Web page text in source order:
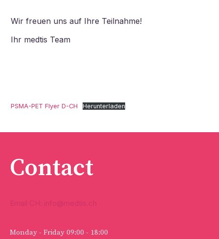
Wir freuen uns auf Ihre Teilnahme!
Ihr medtis Team
PSMA-PET Flyer D-CH Herunterladen
Contact
Email CH: info@medtis.ch
Monday - Friday 09:00 - 18:00